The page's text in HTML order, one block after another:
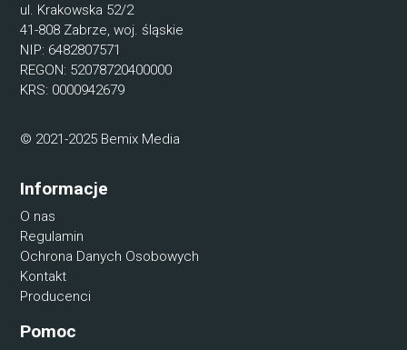
ul. Krakowska 52/2
41-808 Zabrze, woj. śląskie
NIP: 6482807571
REGON: 52078720400000
KRS: 0000942679
© 2021-2025 Bemix Media
Informacje
O nas
Regulamin
Ochrona Danych Osobowych
Kontakt
Producenci
Pomoc